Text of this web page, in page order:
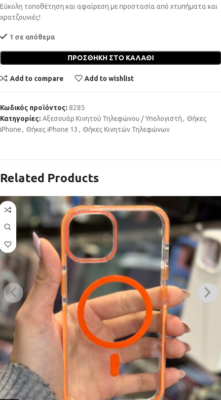
Εύκολη τοποθέτηση και αφαίρεση με προστασία από χτυπήματα και
χρατζουνιές!
1 σε απόθεμα
ΠΡΟΣΘΉΚΗ ΣΤΟ ΚΑΛΆΘΙ
Add to compare Add to wishlist
Κωδικός προϊόντος: 8285
Κατηγορίες: Αξεσουάρ Κινητού Τηλεφώνου / Υπολογιστή, Θήκες
iPhone, Θήκες iPhone 13 , Θήκες Κινητών Τηλεφώνων
Related Products